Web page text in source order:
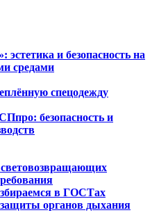
и безопасность на
средами
спецодежду
безопасность и
световозвращающих
в ГОСТах
органов дыхания